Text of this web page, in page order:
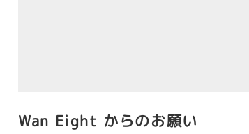
Wan Eight からのお願い